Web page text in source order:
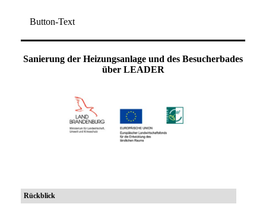
Button-Text
Sanierung der Heizungsanlage und des Besucherbades
über LEADER